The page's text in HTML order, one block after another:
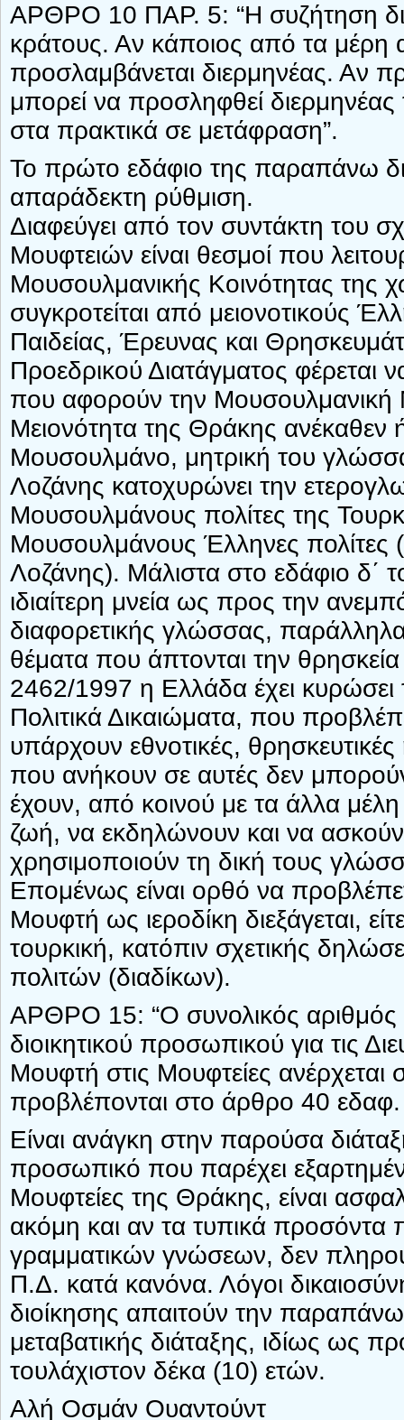
ΑΡΘΡΟ 10 ΠΑΡ. 5: “Η συζήτηση
κράτους. Αν κάποιος από τα μέρη
προσλαμβάνεται διερμηνέας. Αν
μπορεί να προσληφθεί
στα πρακτικά σε μετάφραση”.
Το πρώτο εδάφιο της παραπάνω
απαράδεκτη ρύθμιση.
Διαφεύγει από τον συντάκτη του
Μουφτειών είναι θεσμοί που
Μουσουλμανικής Κοινότητας της
συγκροτείται από μειονοτικούς
Παιδείας, Έρευνας και
Προεδρικού Διατάγματος φέρεται
που αφορούν την Μουσουλμανική
Μειονότητα της Θράκης ανέκαθεν
Μουσουλμάνο, μητρική του
Λοζάνης κατοχυρώνει την
Μουσουλμάνους πολίτες της
Μουσουλμάνους Έλληνες
Λοζάνης). Μάλιστα στο εδάφιο δ΄
ιδιαίτερη μνεία ως προς την
διαφορετικής γλώσσας,
θέματα που άπτονται την
2462/1997 η Ελλάδα έχει κυρώσει
Πολιτικά Δικαιώματα, που
υπάρχουν εθνοτικές,
που ανήκουν σε αυτές δεν
έχουν, από κοινού με τα άλλα μέλη
ζωή, να εκδηλώνουν και να
χρησιμοποιούν τη δική τους
Επομένως είναι ορθό να
Μουφτή ως ιεροδίκη διεξάγεται,
τουρκική, κατόπιν σχετικής
πολιτών (διαδίκων).
ΑΡΘΡΟ 15: “Ο συνολικός αριθμός
διοικητικού προσωπικού για τις
Μουφτή στις Μουφτείες
προβλέπονται στο άρθρο 40
Είναι ανάγκη στην παρούσα
προσωπικό που παρέχει
Μουφτείες της Θράκης, είναι
ακόμη και αν τα τυπικά προσόντα
γραμματικών γνώσεων, δεν
Π.Δ. κατά κανόνα. Λόγοι
διοίκησης απαιτούν την
μεταβατικής διάταξης, ιδίως ως
τουλάχιστον δέκα (10) ετών.
Αλή Οσμάν Ουαντούντ